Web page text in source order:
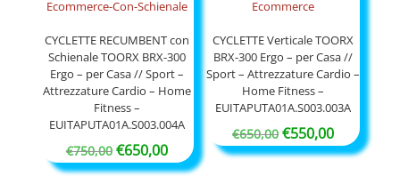
CYCLETTE RECUMBENT con
Schienale TOORX BRX-300
Ergo – per Casa // Sport –
Attrezzature Cardio – Home
Fitness –
EUITAPUTA01A.S003.004A
€750,00 Il
prezzo
€650,00Il
prezzo
CYCLETTE Verticale TOORX
BRX-300 Ergo – per Casa //
Sport – Attrezzature Cardio –
Home Fitness –
EUITAPUTA01A.S003.003A
€650,00 Il
prezzo
€550,00Il
prezzo